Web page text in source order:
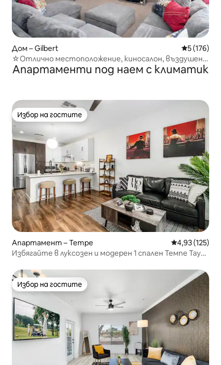
Дом – Gilbert Средна
5 (176)
☆Отлично местоположение, киносалон, въздушен
хокей, закуска!
Апартаменти под наем с климатик
Избор на гостите
Избор на гостите
Апартамент – Tempe Средна
4,93 (125)
Избягайте в луксозен и модерен 1 спален Темпе Таун
Избор на гостите
Избор на гостите